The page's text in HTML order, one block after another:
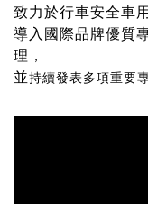
致力於行車安全車
導入國際品牌優質
理，
並持續發表多項重要